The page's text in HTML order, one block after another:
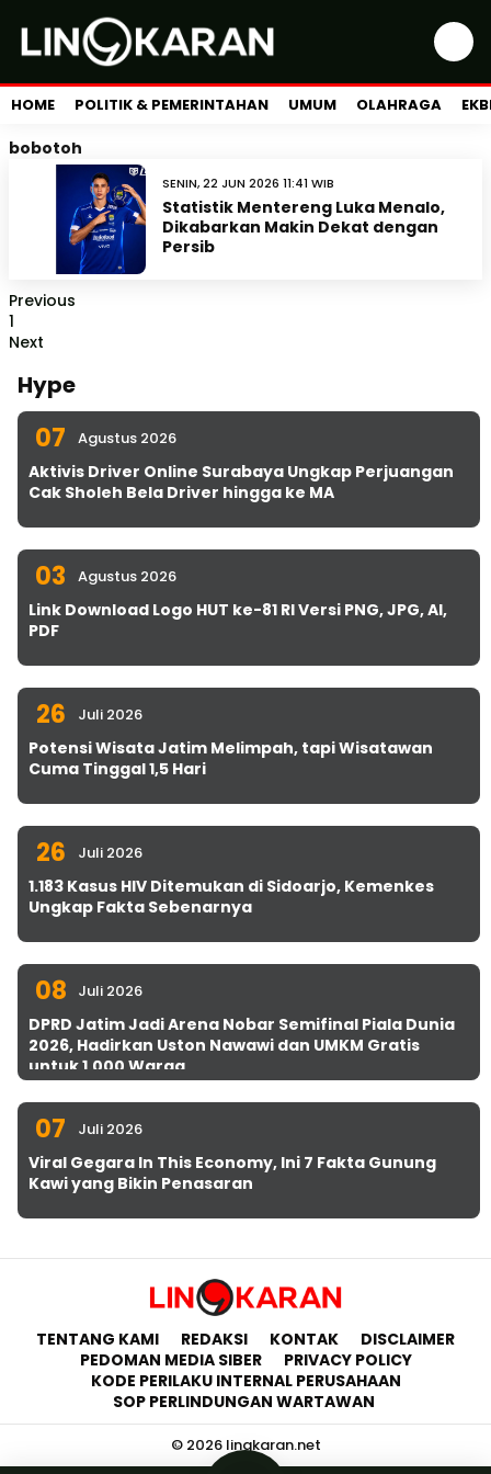
HOME POLITIK & PEMERINTAHAN UMUM OLAHRAGA
bobotoh
SENIN, 22 JUN 2026 11:41 WIB
Statistik Mentereng Luka Menalo,
Dikabarkan Makin Dekat dengan
Persib
Previous
1
Next
Hype
07 Agustus 2026
Aktivis Driver Online Surabaya Ungkap Perjuangan
Cak Sholeh Bela Driver hingga ke MA
03 Agustus 2026
Link Download Logo HUT ke-81 RI Versi PNG, JPG, AI,
PDF
26 Juli 2026
Potensi Wisata Jatim Melimpah, tapi Wisatawan
Cuma Tinggal 1,5 Hari
26 Juli 2026
1.183 Kasus HIV Ditemukan di Sidoarjo, Kemenkes
Ungkap Fakta Sebenarnya
08 Juli 2026
DPRD Jatim Jadi Arena Nobar Semifinal Piala Dunia
2026, Hadirkan Uston Nawawi dan UMKM Gratis
untuk 1.000 Warga
07 Juli 2026
Viral Gegara In This Economy, Ini 7 Fakta Gunung
Kawi yang Bikin Penasaran
TENTANG KAMI REDAKSI KONTAK
DISCLAIMER
PEDOMAN MEDIA SIBER
PRIVACY POLICY
KODE PERILAKU INTERNAL PERUSAHAAN
SOP PERLINDUNGAN WARTAWAN
© 2026 lingkaran.net